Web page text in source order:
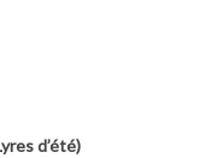
d’été)